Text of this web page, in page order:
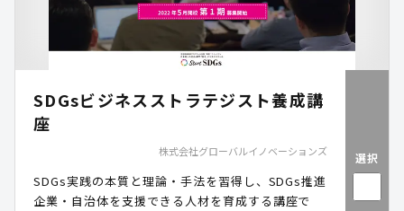
SDGsビジネスストラテジスト養成講
座
株式会社グローバルイノベーションズ
SDGs実践の本質と理論・手法を習得し、SDGs推進
企業・自治体を支援できる人材を育成する講座で
選択